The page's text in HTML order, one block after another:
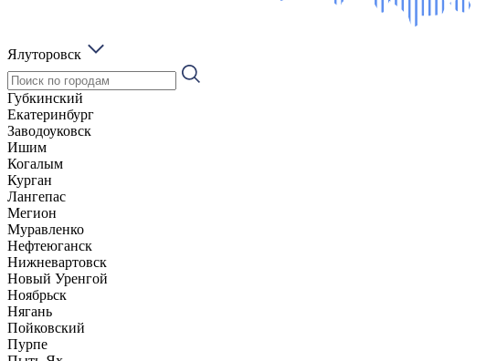
Ялуторовск
Губкинский
Екатеринбург
Заводоуковск
Ишим
Когалым
Курган
Лангепас
Мегион
Муравленко
Нефтеюганск
Нижневартовск
Новый Уренгой
Ноябрьск
Нягань
Пойковский
Пурпе